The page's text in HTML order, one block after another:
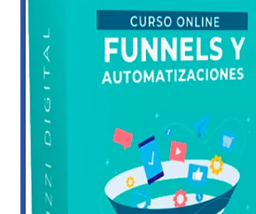
MI CUENTA
CARRITO
CONTACTO